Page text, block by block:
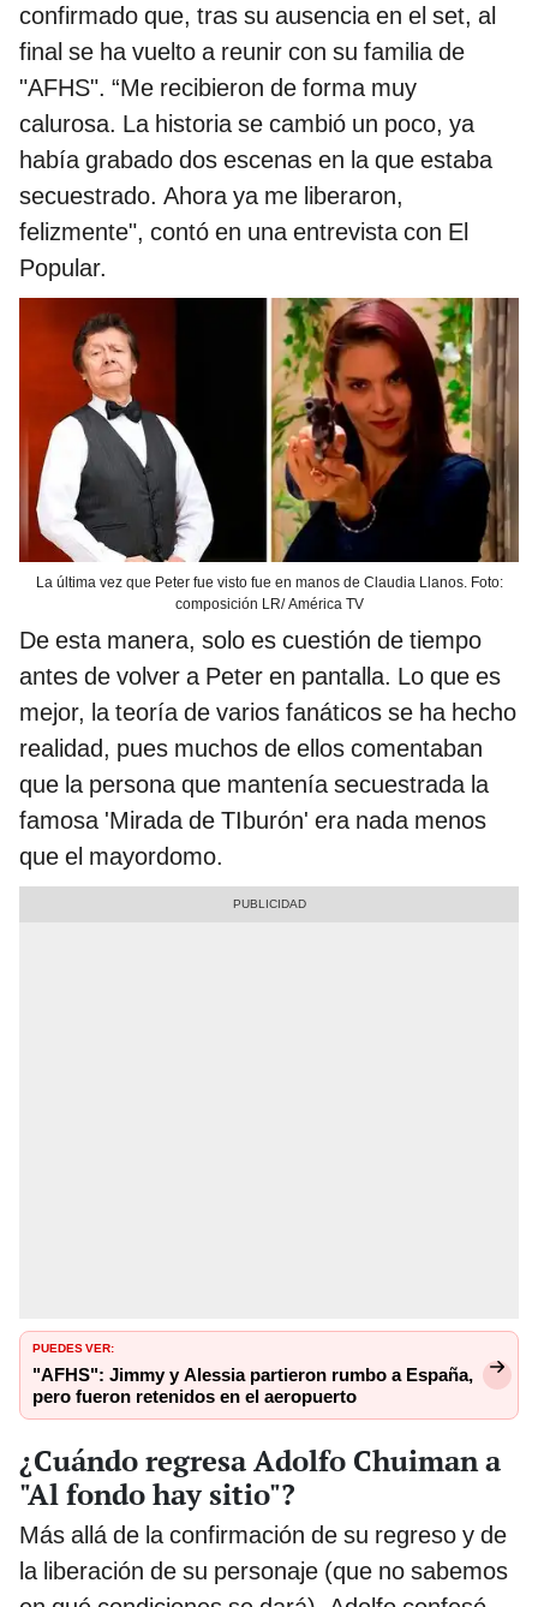
confirmado que, tras su ausencia en el set, al
final se ha vuelto a reunir con su familia de
"AFHS". “Me recibieron de forma muy
calurosa. La historia se cambió un poco, ya
había grabado dos escenas en la que estaba
secuestrado. Ahora ya me liberaron,
felizmente", contó en una entrevista con El
Popular.
La última vez que Peter fue visto fue en manos de Claudia Llanos. Foto:
composición LR/ América TV
De esta manera, solo es cuestión de tiempo
antes de volver a Peter en pantalla. Lo que es
mejor, la teoría de varios fanáticos se ha hecho
realidad, pues muchos de ellos comentaban
que la persona que mantenía secuestrada la
famosa 'Mirada de TIburón' era nada menos
que el mayordomo.
PUEDES VER:
"AFHS": Jimmy y Alessia partieron rumbo a España,
pero fueron retenidos en el aeropuerto
¿Cuándo regresa Adolfo Chuiman a
"Al fondo hay sitio"?
Más allá de la confirmación de su regreso y de
la liberación de su personaje (que no sabemos